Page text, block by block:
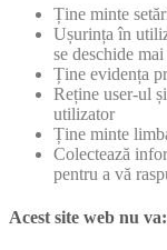
Ține minte
Ușurința în
se deschide
Ține evidența
Reține user-ul
utilizator
Ține minte
Colectează
pentru a vă
Acest site web nu va: